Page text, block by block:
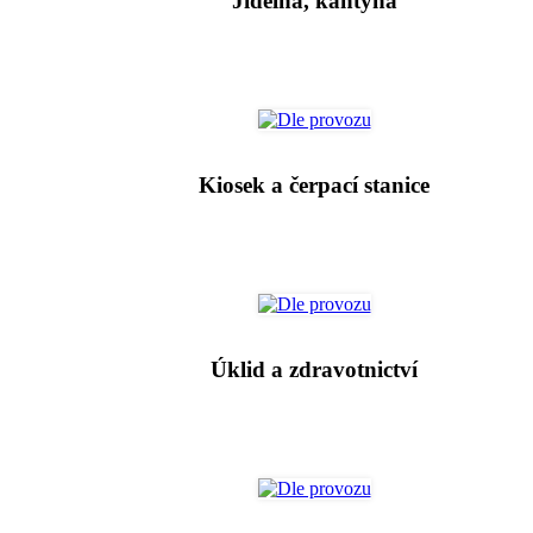
Kiosek a čerpací stanice
Úklid a zdravotnictví